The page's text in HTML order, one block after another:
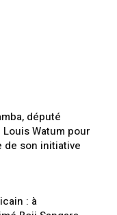
député
Watum pour
son initiative
: à